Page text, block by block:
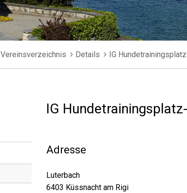
Vereinsverzeichnis Details IG
IG
Adresse
Luterbach
6403 Küssnacht am Rigi